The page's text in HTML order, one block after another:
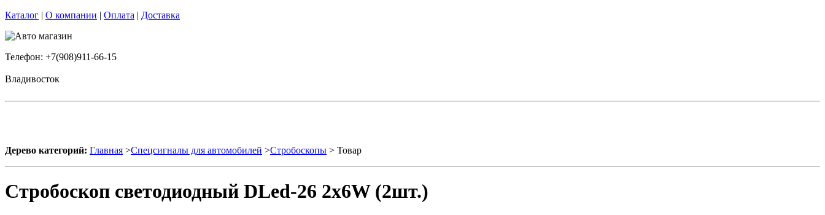
Каталог | О компании | Оплата | Доставка
Телефон: +7(908)911-66-15
Владивосток
Дерево категорий: Главная >Спецсигналы для автомобилей >Стробоскопы > Товар
Стробоскоп светодиодный DLed-26 2x6W (2шт.)